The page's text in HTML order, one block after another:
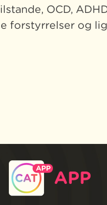
OCD,
forstyrrelser og
APP